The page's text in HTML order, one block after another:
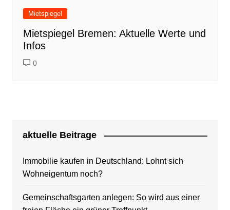
Mietspiegel
Mietspiegel Bremen: Aktuelle Werte und
Infos
0
aktuelle Beitrage
Immobilie kaufen in Deutschland: Lohnt sich
Wohneigentum noch?
Gemeinschaftsgarten anlegen: So wird aus einer